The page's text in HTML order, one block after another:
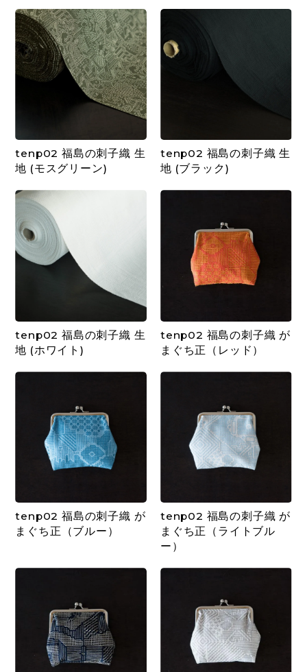
tenp02 福島の刺子織 生
地 (モスグリーン)
tenp02 福島の刺子織 生
地 (ブラック)
tenp02 福島の刺子織 生
地 (ホワイト)
tenp02 福島の刺子織 が
まぐち正（レッド）
tenp02 福島の刺子織 が
まぐち正（ブルー）
tenp02 福島の刺子織 が
まぐち正（ライトブル
ー）